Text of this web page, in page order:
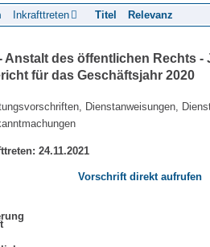
Inkrafttreten Titel Relevanz
Anstalt des öffentlichen Rechts
für das Geschäftsjahr 2020
Dienstanweisungen,
24.11.2021
Vorschrift direkt aufrufen